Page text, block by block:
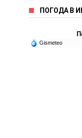
ПОГОДА В
Gismeteo